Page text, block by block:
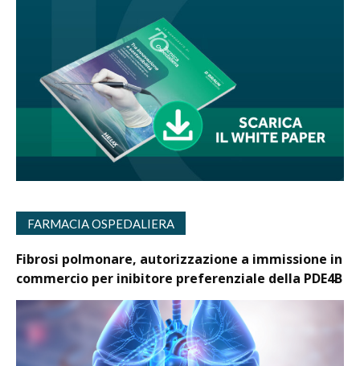
FARMACIA OSPEDALIERA
Fibrosi polmonare, autorizzazione a immissione in
commercio per inibitore preferenziale della PDE4B